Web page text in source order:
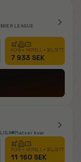
LEAGUE
FLYG + HOTELL + BILJETT
7 933 SEK
Platser kvar
FLYG + HOTELL + BILJETT
11 160 SEK